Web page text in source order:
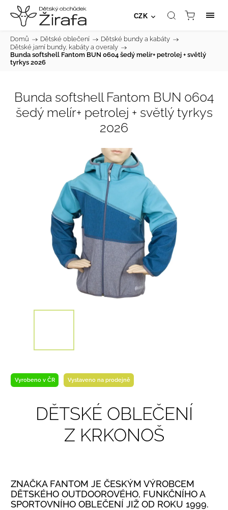
CZK
Domů / Dětské oblečení / Dětské bundy a kabáty /
Dětské jarní bundy, kabáty a overaly /
Bunda softshell Fantom BUN 0604 šedý melír+ petrolej + světlý
tyrkys 2026
Bunda softshell Fantom BUN 0604
šedý melír+ petrolej + světlý tyrkys
2026
Vyrobeno v ČR Vystaveno na prodejně
DĚTSKÉ OBLEČENÍ
Z KRKONOŠ
ZNAČKA FANTOM JE ČESKÝM VÝROBCEM
DĚTSKÉHO OUTDOOROVÉHO, FUNKČNÍHO A
SPORTOVNÍHO OBLEČENÍ JIŽ OD ROKU 1999.